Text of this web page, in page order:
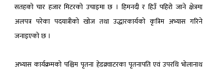
सतहको चार हजार मिटरको उचाइमा छ । हिमनदी र हिउँ पहिरो जाने क्षेत्रमा
अलपत्र परेका पदयात्रीको खोज तथा उद्धारकार्यको कृत्रिम अभ्यास गरिने
जनाइएकोछ ।
अभ्यास कार्यक्रमको पश्चिम पृतना हेडक्र्वाटरका पृतनापति एवं उपरथि भोलानाथ